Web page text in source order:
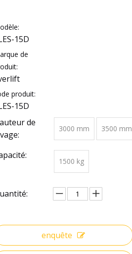
15D
de
produit:
15D
de
3000 mm 3500 mm
1500 kg
enquête